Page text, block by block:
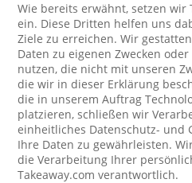
Wie bereits erwähnt, setzen wir
ein. Diese Dritten helfen uns
Ziele zu erreichen. Wir
Daten zu eigenen Zwecken
nutzen, die nicht mit unseren
die wir in dieser Erklärung
die in unserem Auftrag
platzieren, schließen wir
einheitliches Datenschutz- und
Ihre Daten zu gewährleisten.
die Verarbeitung Ihrer
Takeaway.com verantwortlich.